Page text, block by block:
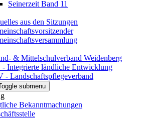
Seinerzeit Band 11
aus den Sitzungen
& Mittelschulverband Weidenberg
Integrierte ländliche Entwicklung
- Landschaftspflegeverband
submenu
Bekanntmachungen